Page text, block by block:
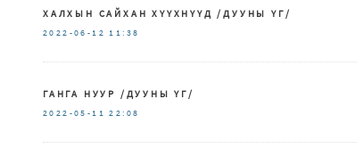
ХАЛХЫН САЙХАН ХҮҮХНҮҮД /ДУУНЫ ҮГ/
2022-06-12 11:38
ГАНГА НУУР /ДУУНЫ ҮГ/
2022-05-11 22:08